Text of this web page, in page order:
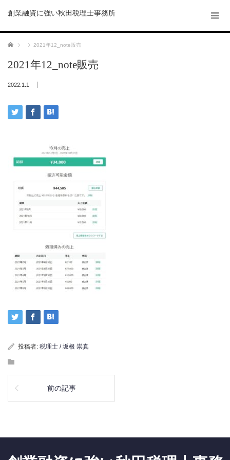
創業融資に強い秋田税理士事務所
ホーム 2021年12_note販売
2021年12_note販売
2022.1.1
投稿者: 税理士 / 坂根 崇真
前の記事